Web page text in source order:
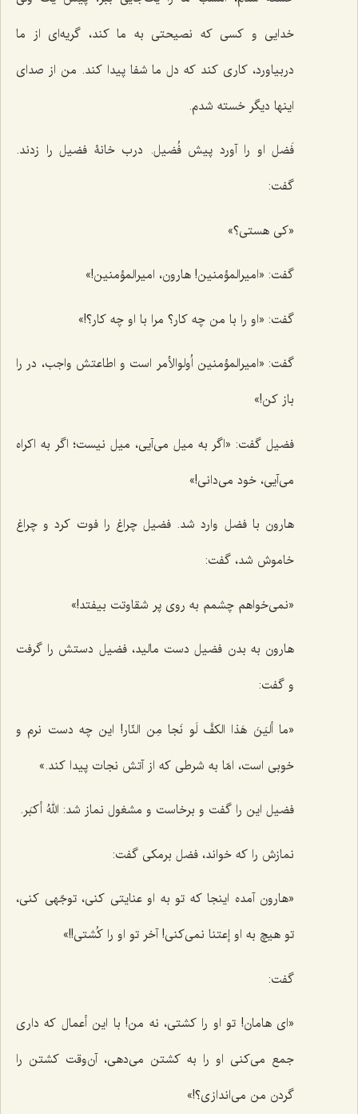
خدایی و کسی که نصیحتی به ما کند، گریه‌ای از ما
دربیاورد، کاری کند که دل ما شفا پیدا کند. من از صدای
اینها دیگر خسته شدم.
فَضل او را آورد پیش فُضیل. درب خانۀ فضیل را زدند.
گفت:
«کی هستی؟»
گفت: «امیرالمؤمنین! هارون، امیرالمؤمنین!»
گفت: «او را با من چه کار؟ مرا با او چه کار؟!»
گفت: «امیرالمؤمنین اُولوالأمر است و اطاعتش واجب، در را
باز کن!»
فضیل گفت: «اگر به میل می‌آیی، میل نیست؛ اگر به اکراه
می‌آیی، خود می‌دانی!»
هارون با فضل وارد شد. فضیل چراغ را فوت کرد و چراغ
خاموش شد، گفت:
«نمی‌خواهم چشمم به روی پر شقاوتت بیفتد!»
هارون به بدن فضیل دست مالید، فضیل دستش را گرفت
و گفت:
«ما ألیَنَ هَذا الکفَّ لَو نَجا مِن‌ النّار! این چه دست نرم و
خوبی است، امّا به شرطی که از آتش نجات پیدا کند.»
فضیل این را گفت و برخاست و مشغول نماز شد: اللهُ أکبَر.
نمازش را که خواند، فضل برمکی گفت:
«هارون آمده اینجا که تو به او عنایتی کنی، توجّهی کنی،
تو هیچ به او إعتنا نمی‌کنی! آخر تو او را کُشتی!!»
گفت:
«ای هامان! تو او را کشتی، نه من! با این أعمال که داری
جمع می‌کنی او را به کشتن می‌دهی، آن‌وقت کشتن را
گردن من می‌اندازی؟!»